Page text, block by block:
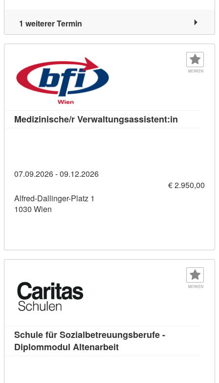
1 weiterer Termin
MERKEN
Medizinische/r Verwaltungsassistent:in
07.09.2026 - 09.12.2026
€ 2.950,00
Alfred-Dallinger-Platz 1
1030 Wien
MERKEN
Schule für Sozialbetreuungsberufe -
Diplommodul AltenarbeitKursdetail: Schule für